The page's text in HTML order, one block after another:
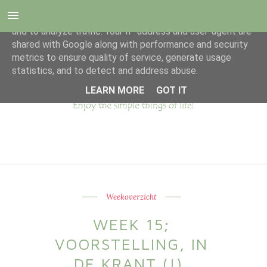
Weekoverzicht
WEEK 15;
VOORSTELLING, IN
This site uses cookies from Google to deliver its services
and to analyze traffic. Your IP address and user-agent are
shared with Google along with performance and security
metrics to ensure quality of service, generate usage
statistics, and to detect and address abuse.
LEARN MORE
GOT IT